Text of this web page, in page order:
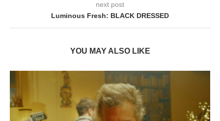
next post
Luminous Fresh: BLACK DRESSED
YOU MAY ALSO LIKE